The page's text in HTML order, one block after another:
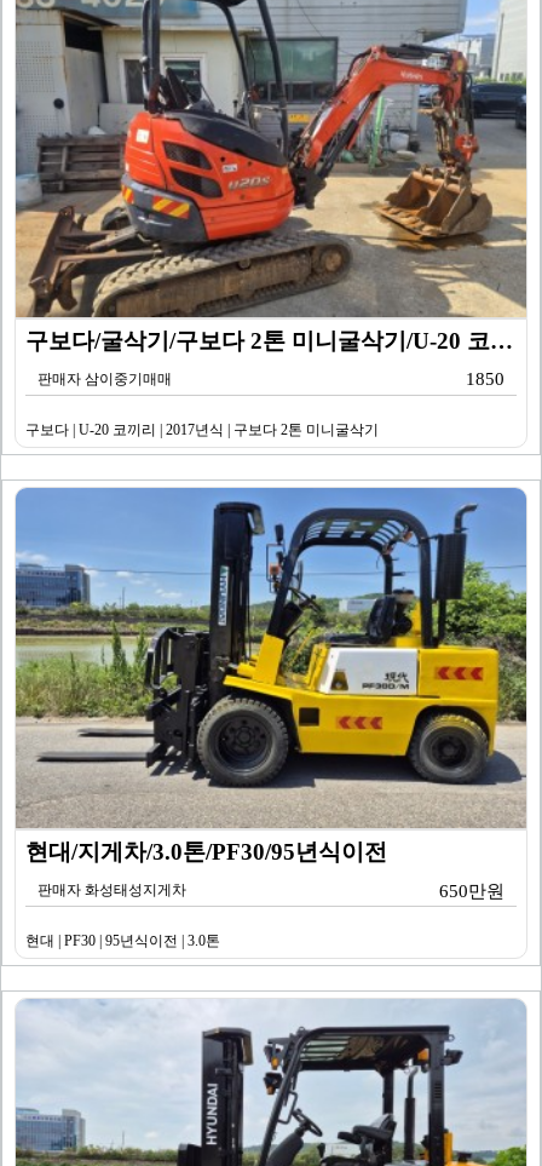
구보다/굴삭기/구보다 2톤 미니굴삭기/U-20 코끼리/…
판매자 삼이중기매매 1850
구보다 | U-20 코끼리 | 2017년식 | 구보다 2톤 미니굴삭기
현대/지게차/3.0톤/PF30/95년식이전
판매자 화성태성지게차 650만원
현대 | PF30 | 95년식이전 | 3.0톤